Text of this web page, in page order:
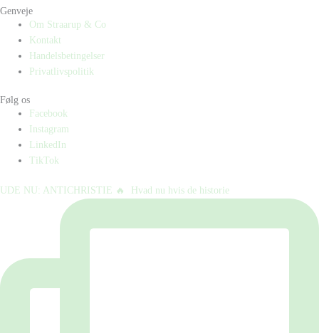
Genveje
Om Straarup & Co
Kontakt
Handelsbetingelser
Privatlivspolitik
Følg os
Facebook
Instagram
LinkedIn
TikTok
UDE NU: ANTICHRISTIE 🔥⁠ ⁠ Hvad nu hvis de historie